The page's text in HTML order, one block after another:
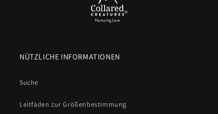
NÜTZLICHE INFORMATIONEN
Suche
Leitfäden zur Größenbestimmung